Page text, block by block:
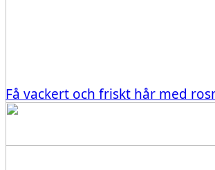
Få vackert och friskt hår med